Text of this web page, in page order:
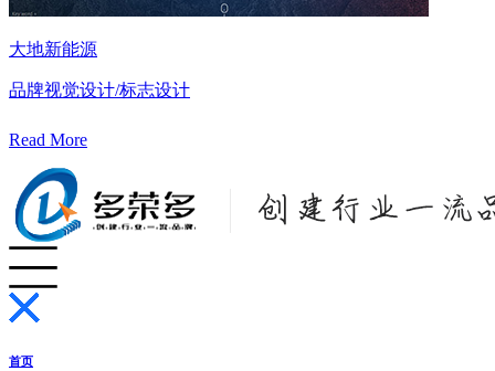
大地新能源
品牌视觉设计/标志设计
Read More
首页